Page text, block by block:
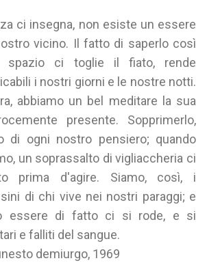
ci insegna, non esiste un essere
vicino. Il fatto di saperlo così
spazio ci toglie il fiato, rende
i nostri giorni e le nostre notti.
abbiamo un bel meditare la sua
presente. Sopprimerlo,
di ogni nostro pensiero; quando
un soprassalto di vigliaccheria ci
prima d'agire. Siamo, così, i
di chi vive nei nostri paraggi; e
essere di fatto ci si rode, e si
e falliti del sangue.
demiurgo, 1969